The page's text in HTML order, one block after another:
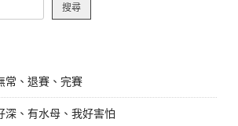
搜尋
常、退賽、完賽
深、有水母、我好害怕